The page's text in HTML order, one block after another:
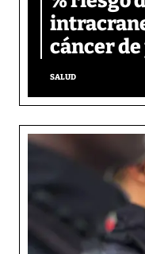
cáncer
SALUD